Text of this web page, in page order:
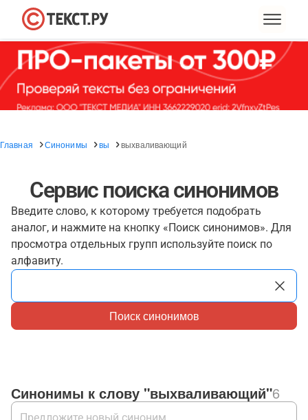
Главная Синонимы вы выхваливающий
Сервис поиска синонимов
Введите слово, к которому требуется подобрать
аналог, и нажмите на кнопку «Поиск синонимов». Для
просмотра отдельных групп используйте поиск по
алфавиту.
Поиск синонимов
Синонимы к слову "выхваливающий"6